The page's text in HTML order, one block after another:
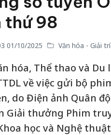
thứ 98
01/10/2025 Văn hóa - Giải trí
hóa, Thể thao và Du
về việc gửi bộ
do Điện ảnh Quân
Giải thưởng Phim
học và Nghệ